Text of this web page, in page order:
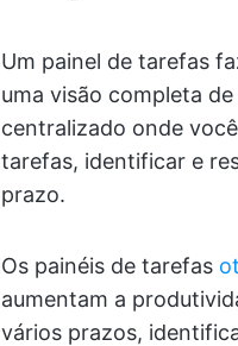
Um painel de tarefas
uma visão completa
centralizado onde
tarefas, identificar e
prazo.
Os painéis de tarefas
aumentam a
vários prazos,